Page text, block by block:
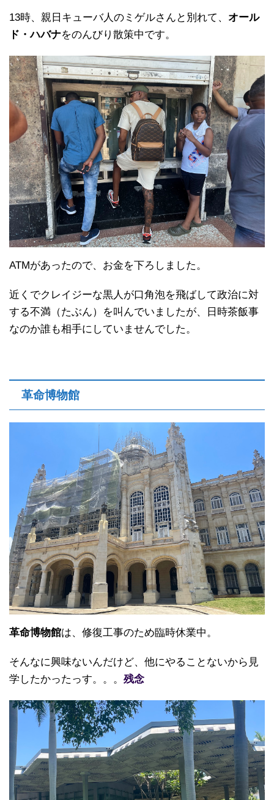
13時、親日キューバ人のミゲルさんと別れて、 オール
ド・ハバナをのんびり散策中です。
ATMがあったので、お金を下ろしました。
近くでクレイジーな黒人が口角泡を飛ばして政治に対
する不満（たぶん）を叫んでいましたが、日時茶飯事
なのか誰も相手にしていませんでした。
革命博物館
革命博物館は、修復工事のため臨時休業中。
そんなに興味ないんだけど、他にやることないから見
学したかったっす。。。 残念